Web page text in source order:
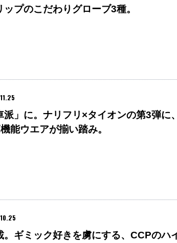
プのこだわりグローブ3種。
派」に。ナリフリ×タイオンの第3弾に、
能ウエアが揃い踏み。
。ギミック好きを虜にする、CCPのハ